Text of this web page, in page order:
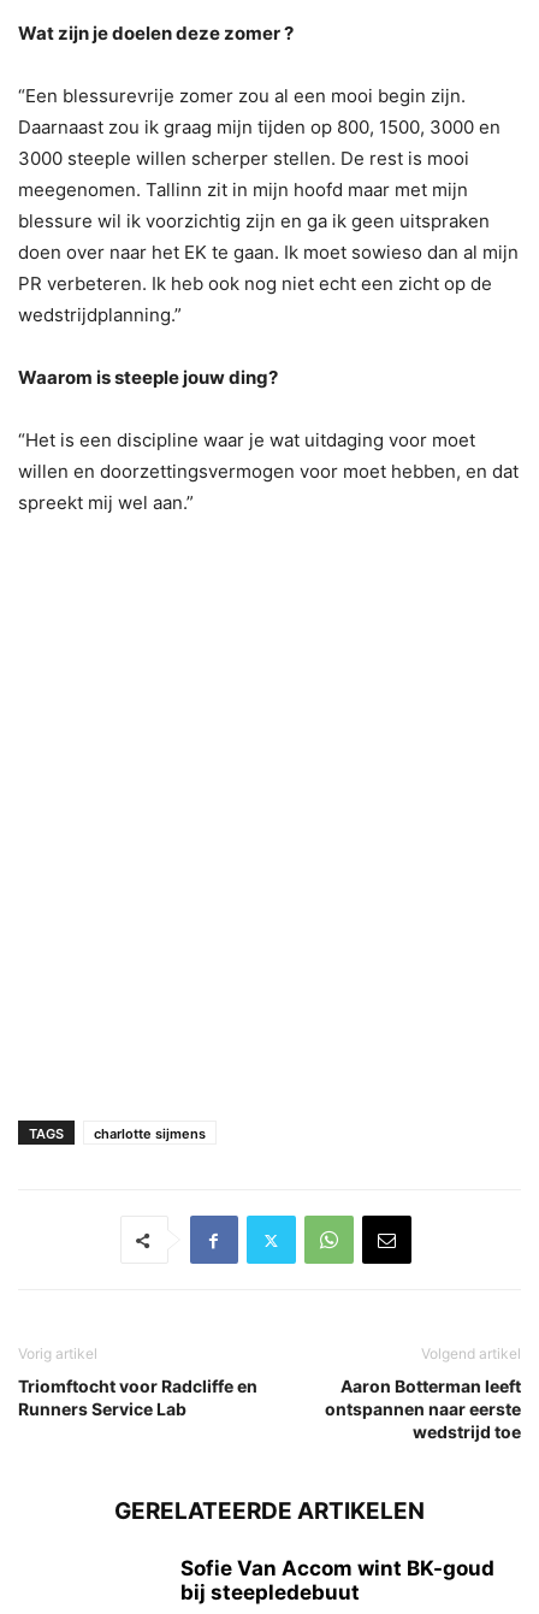
Wat zijn je doelen deze zomer ?
“Een blessurevrije zomer zou al een mooi begin zijn.
Daarnaast zou ik graag mijn tijden op 800, 1500, 3000 en
3000 steeple willen scherper stellen. De rest is mooi
meegenomen. Tallinn zit in mijn hoofd maar met mijn
blessure wil ik voorzichtig zijn en ga ik geen uitspraken
doen over naar het EK te gaan. Ik moet sowieso dan al mijn
PR verbeteren. Ik heb ook nog niet echt een zicht op de
wedstrijdplanning.”
Waarom is steeple jouw ding?
“Het is een discipline waar je wat uitdaging voor moet
willen en doorzettingsvermogen voor moet hebben, en dat
spreekt mij wel aan.”
TAGS charlotte sijmens
Vorig artikel
Triomftocht voor Radcliffe en
Runners Service Lab
Volgend artikel
Aaron Botterman leeft
ontspannen naar eerste
wedstrijd toe
GERELATEERDE ARTIKELEN
Sofie Van Accom wint BK-goud
bij steepledebuut